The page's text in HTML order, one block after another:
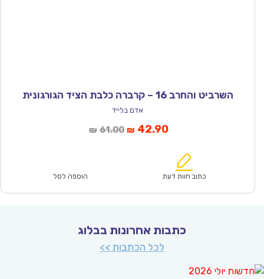
השרביט והחרב 16 – קרברה כלבת הציד הגורגונית
אדם בלייד
₪ 61.00המחיר
₪61.00.
₪ 42.90
הוא:
כתוב חוות דעת הוספה לסל
כתבות אחרונות בבלוג
לכל הכתבות >>